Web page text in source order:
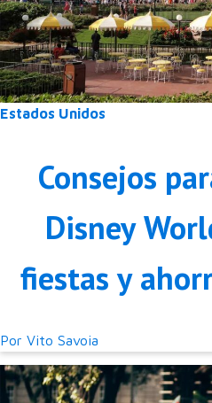
Estados Unidos
Consejos
Disney
fiestas y
PorVito Savoia